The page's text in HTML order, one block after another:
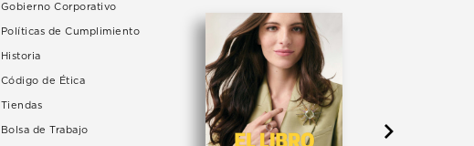
Gobierno Corporativo
Políticas de Cumplimiento
Historia
Código de Ética
Tiendas
Bolsa de Trabajo